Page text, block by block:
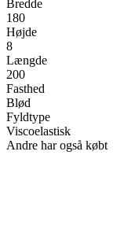
Bredde
180
Højde
8
Længde
200
Fasthed
Blød
Fyldtype
Viscoelastisk
Andre har også købt